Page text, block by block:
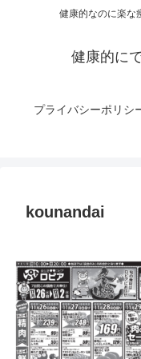
健康的なのに楽な
健康的に
プライバシーポリシ
kounandai